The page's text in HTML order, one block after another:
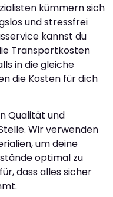
kümmern sich
und stressfrei
kannst du
Transportkosten
in die gleiche
die Kosten für dich
Qualität und
Wir verwenden
um deine
optimal zu
dass alles sicher